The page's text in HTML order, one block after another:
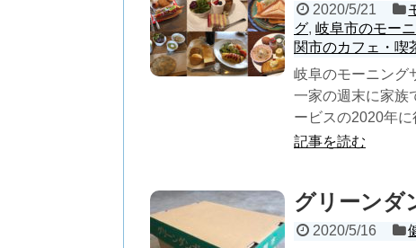
2020/5/21
グ, 岐阜市のモー
関市のカフェ・喫
岐阜のモーニング
一家の週末に家族
ービスの2020年に
記事を読む
グリーンダ
2020/5/16